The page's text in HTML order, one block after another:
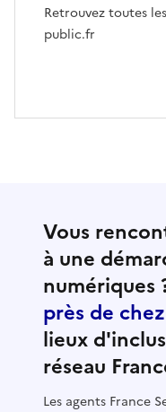
Retrouvez toutes
public.fr
Vous
à une
numériques
près de
lieux
réseau
Les agents France